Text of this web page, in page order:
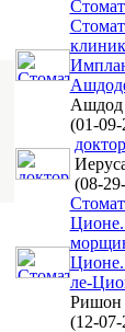
Ашдод
(01-09-
(08-
Ционе.
ле-
Ришон
(12-07-